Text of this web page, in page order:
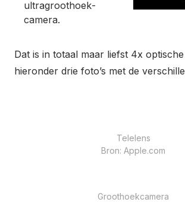
ultragroothoek­
camera.
Dat is in totaal maar liefst 4x
hieronder drie foto’s met de
Telelens
Bron: Apple.com
Groothoekcamera